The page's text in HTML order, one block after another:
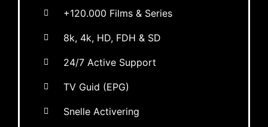
+120.000 Films & Series
8k, 4k, HD, FDH & SD
24/7 Active Support
TV Guid (EPG)
Snelle Activering